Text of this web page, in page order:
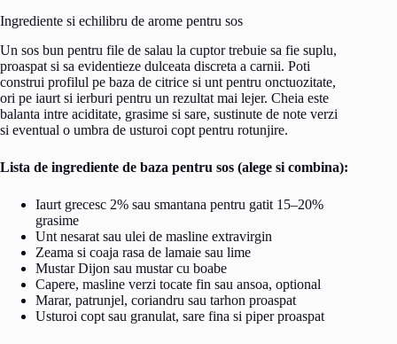
Ingrediente si echilibru de arome pentru sos
Un sos bun pentru file de salau la cuptor trebuie sa fie suplu,
proaspat si sa evidentieze dulceata discreta a carnii. Poti
construi profilul pe baza de citrice si unt pentru onctuozitate,
ori pe iaurt si ierburi pentru un rezultat mai lejer. Cheia este
balanta intre aciditate, grasime si sare, sustinute de note verzi
si eventual o umbra de usturoi copt pentru rotunjire.
Lista de ingrediente de baza pentru sos (alege si combina):
Iaurt grecesc 2% sau smantana pentru gatit 15–20%
grasime
Unt nesarat sau ulei de masline extravirgin
Zeama si coaja rasa de lamaie sau lime
Mustar Dijon sau mustar cu boabe
Capere, masline verzi tocate fin sau ansoa, optional
Marar, patrunjel, coriandru sau tarhon proaspat
Usturoi copt sau granulat, sare fina si piper proaspat